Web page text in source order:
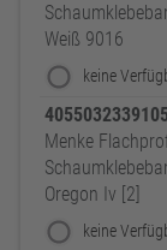
Weiß 9016
keine
4055032339105
Menke
Oregon Iv [2]
keine